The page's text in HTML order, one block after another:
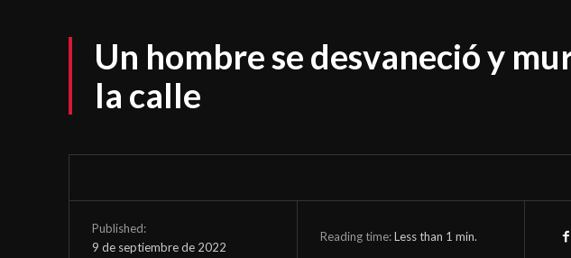
Un hombre se desvaneció y
la calle
Published:
9 de septiembre de 2022
Reading time:Less than 1 min.